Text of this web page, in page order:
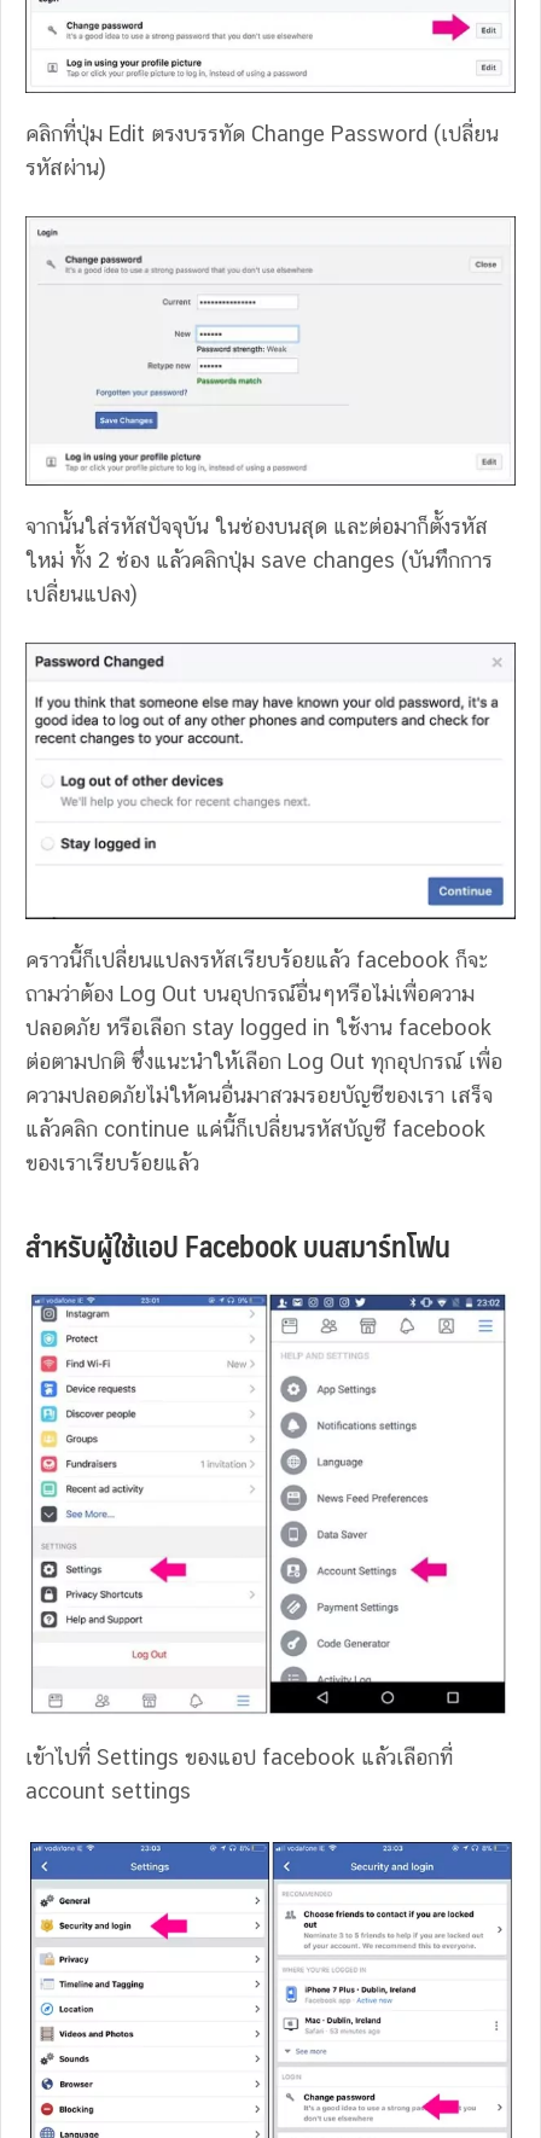
คลิกที่ปุ่ม Edit ตรงบรรทัด Change Password (เปลี่ยน
รหัสผ่าน)
จากนั้นใส่รหัสปัจจุบัน ในช่องบนสุด และต่อมาก็ตั้งรหัส
ใหม่ ทั้ง 2 ช่อง แล้วคลิกปุ่ม save changes (บันทึกการ
เปลี่ยนแปลง)
คราวนี้ก็เปลี่ยนแปลงรหัสเรียบร้อยแล้ว facebook ก็จะ
ถามว่าต้อง Log Out บนอุปกรณ์อื่นๆหรือไม่เพื่อความ
ปลอดภัย หรือเลือก stay logged in ใช้งาน facebook
ต่อตามปกติ ซึ่งแนะนำให้เลือก Log Out ทุกอุปกรณ์ เพื่อ
ความปลอดภัยไม่ให้คนอื่นมาสวมรอยบัญชีของเรา เสร็จ
แล้วคลิก continue แค่นี้ก็เปลี่ยนรหัสบัญชี facebook
ของเราเรียบร้อยแล้ว
สำหรับผู้ใช้แอป Facebook บนสมาร์ทโฟน
เข้าไปที่ Settings ของแอป facebook แล้วเลือกที่
account settings